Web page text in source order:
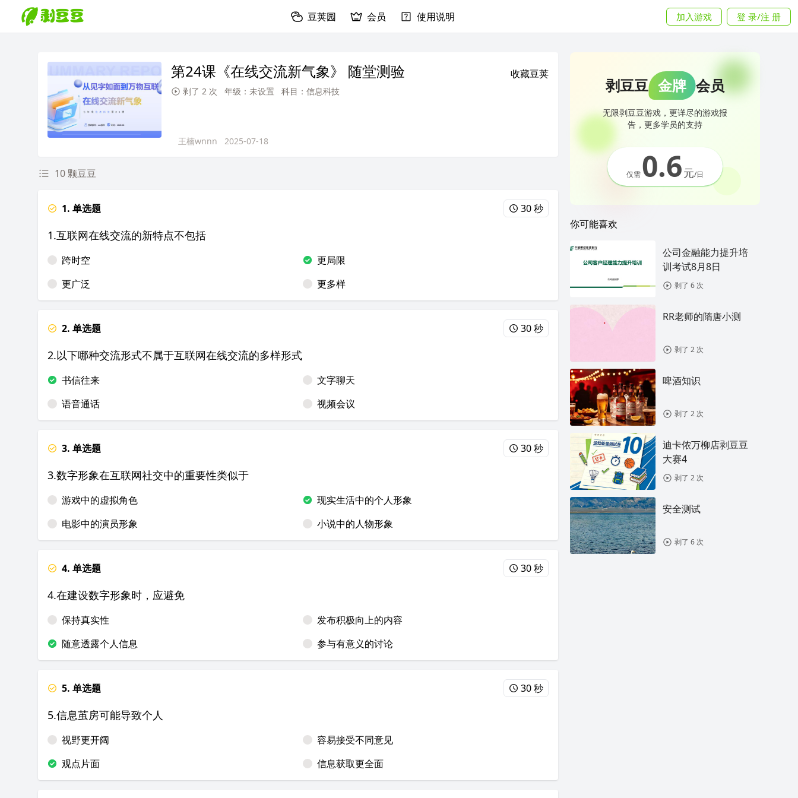
豆荚园 会员 使用说明 加入游戏 登 录/注 册
第24课《在线交流新气象》 随堂测验 收藏豆荚
剥了 2 次 年级：未设置 科目：信息科技
王楠wnnn 2025-07-18
10 颗豆豆
1. 单选题 30 秒
1.互联网在线交流的新特点不包括
跨时空
更局限
更广泛
更多样
2. 单选题 30 秒
2.以下哪种交流形式不属于互联网在线交流的多样形式
书信往来
文字聊天
语音通话
视频会议
3. 单选题 30 秒
3.数字形象在互联网社交中的重要性类似于
游戏中的虚拟角色
现实生活中的个人形象
电影中的演员形象
小说中的人物形象
4. 单选题 30 秒
4.在建设数字形象时，应避免
保持真实性
发布积极向上的内容
随意透露个人信息
参与有意义的讨论
5. 单选题 30 秒
5.信息茧房可能导致个人
视野更开阔
容易接受不同意见
观点片面
信息获取更全面
剥豆豆 金牌 会员
无限剥豆豆游戏，更详尽的游戏报
告，更多学员的支持
仅需0.6元/日
你可能喜欢
公司金融能力提升培
训考试8月8日
剥了 6 次
RR老师的隋唐小测
剥了 2 次
啤酒知识
剥了 2 次
迪卡侬万柳店剥豆豆
大赛4
剥了 2 次
安全测试
剥了 6 次